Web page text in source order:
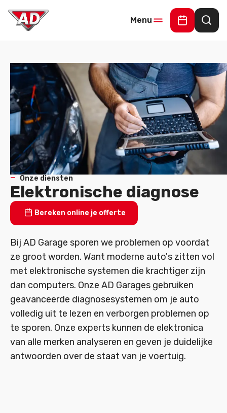
Menu
Online
Onze diensten
Elektronische diagnose
Bereken online je offerte
Bij AD Garage sporen we problemen op voordat
ze groot worden. Want moderne auto's zitten vol
met elektronische systemen die krachtiger zijn
dan computers. Onze AD Garages gebruiken
geavanceerde diagnosesystemen om je auto
volledig uit te lezen en verborgen problemen op
te sporen. Onze experts kunnen de elektronica
van alle merken analyseren en geven je duidelijke
antwoorden over de staat van je voertuig.